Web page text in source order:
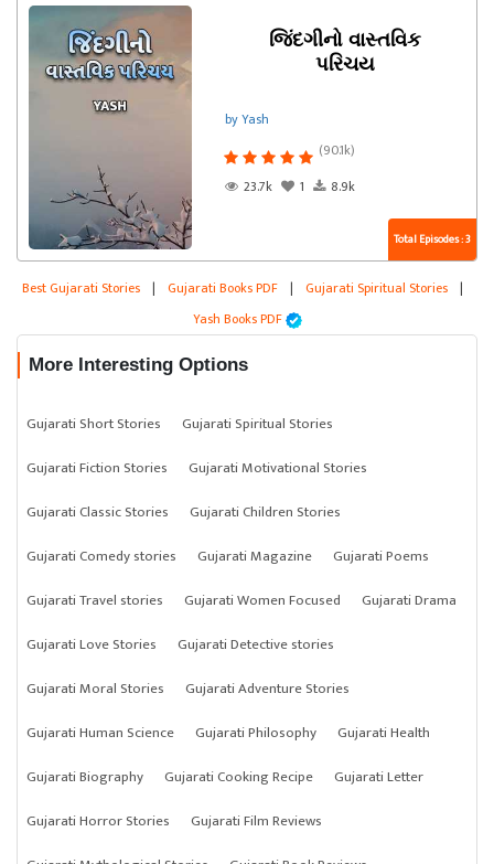
જિંદગીનો વાસ્તવિક
પરિચય
by Yash
(90.1k)
23.7k
1 8.9k
Total Episodes : 3
Best Gujarati Stories | Gujarati Books PDF | Gujarati Spiritual Stories |
Yash Books PDF
More Interesting Options
Gujarati Short Stories
Gujarati Spiritual Stories
Gujarati Fiction Stories
Gujarati Motivational Stories
Gujarati Classic Stories
Gujarati Children Stories
Gujarati Comedy stories
Gujarati Magazine
Gujarati Poems
Gujarati Travel stories
Gujarati Women Focused
Gujarati Drama
Gujarati Love Stories
Gujarati Detective stories
Gujarati Moral Stories
Gujarati Adventure Stories
Gujarati Human Science
Gujarati Philosophy
Gujarati Health
Gujarati Biography
Gujarati Cooking Recipe
Gujarati Letter
Gujarati Horror Stories
Gujarati Film Reviews